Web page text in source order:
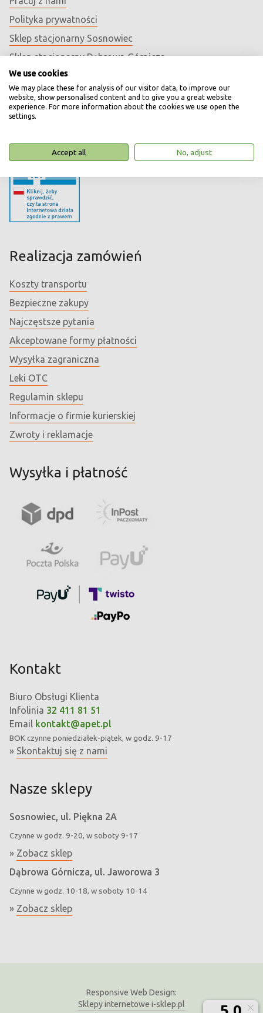
Polityka prywatności
Sklep stacjonarny Sosnowiec
Sklep stacjonarny Dąbrowa Górnicza
Aktualności i komunikaty
Artykuły i porady
Mapa sklepu
Realizacja zamówień
Koszty transportu
Bezpieczne zakupy
Najczęstsze pytania
Akceptowane formy płatności
Wysyłka zagraniczna
Leki OTC
Regulamin sklepu
Informacje o firmie kurierskiej
Zwroty i reklamacje
Wysyłka i płatność
Kontakt
Biuro Obsługi Klienta
Infolinia 32 411 81 51
Email kontakt@apet.pl
BOK czynne poniedziałek-piątek, w godz. 9-17
» Skontaktuj się z nami
Nasze sklepy
Sosnowiec, ul. Piękna 2A
Czynne w godz. 9-20, w soboty 9-17
» Zobacz sklep
Dąbrowa Górnicza, ul. Jaworowa 3
Czynne w godz. 10-18, w soboty 10-14
» Zobacz sklep
Responsive Web Design:
Sklepy internetowe i-sklep.pl
We use cookies
We may place these for analysis of our visitor data, to improve our
website, show personalised content and to give you a great website
experience. For more information about the cookies we use open the
settings.
Accept all No, adjust